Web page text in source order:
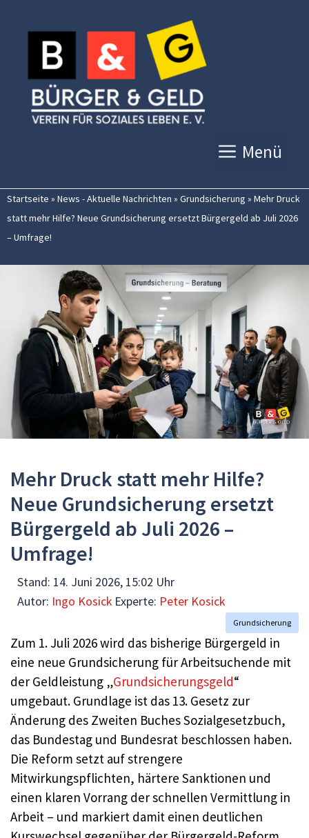
Inhalt
springen
Menü
Startseite » News - Aktuelle Nachrichten » Grundsicherung » Mehr Druck
statt mehr Hilfe? Neue Grundsicherung ersetzt Bürgergeld ab Juli 2026
– Umfrage!
Mehr Druck statt mehr Hilfe?
Neue Grundsicherung ersetzt
Bürgergeld ab Juli 2026 –
Umfrage!
Stand: 14. Juni 2026, 15:02 Uhr
Autor: Ingo Kosick Experte: Peter Kosick
Grundsicherung
Zum 1. Juli 2026 wird das bisherige Bürgergeld in
eine neue Grundsicherung für Arbeitsuchende mit
der Geldleistung „Grundsicherungsgeld“
umgebaut. Grundlage ist das 13. Gesetz zur
Änderung des Zweiten Buches Sozialgesetzbuch,
das Bundestag und Bundesrat beschlossen haben.
Die Reform setzt auf strengere
Mitwirkungspflichten, härtere Sanktionen und
einen klaren Vorrang der schnellen Vermittlung in
Arbeit – und markiert damit einen deutlichen